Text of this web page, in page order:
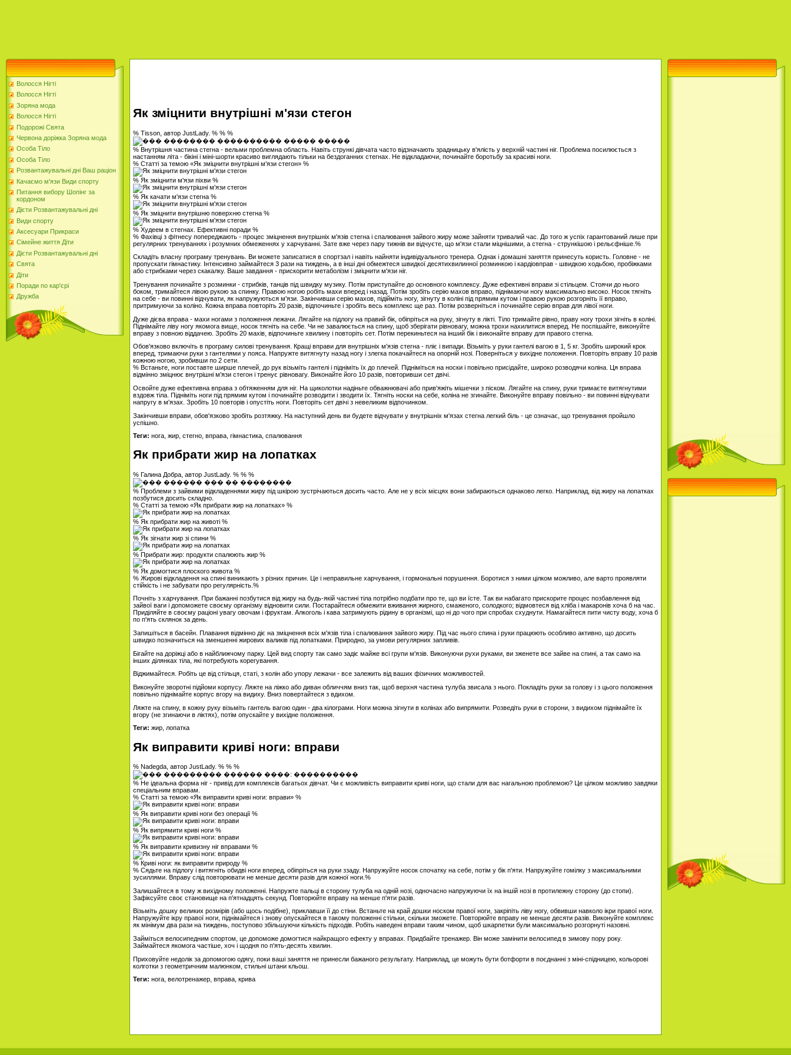
Волосся Нігті
Волосся Нігті
Зоряна мода
Волосся Нігті
Подорожі Свята
Червона доріжка Зоряна мода
Особа Тіло
Особа Тіло
Розвантажувальні дні Ваш раціон
Качаємо м'язи Види спорту
Питання вибору Шопінг за
кордоном
Дієти Розвантажувальні дні
Види спорту
Аксесуари Прикраси
Сімейне життя Діти
Дієти Розвантажувальні дні
Свята
Діти
Поради по кар'єрі
Дружба
Як зміцнити внутрішні м'язи стегон
% Tisson, автор JustLady. % % %
% Внутрішня частина стегна - вельми проблемна область. Навіть стрункі дівчата часто відзначають зрадницьку в'ялість у верхній частині ніг. Проблема посилюється з
настанням літа - бікіні і міні-шорти красиво виглядають тільки на бездоганних стегнах. Не відкладаючи, починайте боротьбу за красиві ноги.
% Статті за темою «Як зміцнити внутрішні м'язи стегон» %
% Як зміцнити м'язи піхви %
% Як качати м'язи стегна %
% Як зміцнити внутрішню поверхню стегна %
% Худеем в стегнах. Ефективні поради %
% Фахівці з фітнесу попереджають - процес зміцнення внутрішніх м'язів стегна і спалювання зайвого жиру може зайняти тривалий час. До того ж успіх гарантований лише при
регулярних тренуваннях і розумних обмеженнях у харчуванні. Зате вже через пару тижнів ви відчуєте, що м'язи стали міцнішими, а стегна - стрункішою і рельєфніше.%
Складіть власну програму тренувань. Ви можете записатися в спортзал і навіть найняти індивідуального тренера. Однак і домашні заняття принесуть користь. Головне - не
пропускати гімнастику. Інтенсивно займайтеся 3 рази на тиждень, а в інші дні обмежтеся швидкої десятихвилинної розминкою і кардіовправ - швидкою ходьбою, пробіжками
або стрибками через скакалку. Ваше завдання - прискорити метаболізм і зміцнити м'язи ніг.
Тренування починайте з розминки - стрибків, танців під швидку музику. Потім приступайте до основного комплексу. Дуже ефективні вправи зі стільцем. Стоячи до нього
боком, тримайтеся лівою рукою за спинку. Правою ногою робіть махи вперед і назад. Потім зробіть серію махов вправо, піднімаючи ногу максимально високо. Носок тягніть
на себе - ви повинні відчувати, як напружуються м'язи. Закінчивши серію махов, підійміть ногу, зігнуту в коліні під прямим кутом і правою рукою розгорніть її вправо,
притримуючи за коліно. Кожна вправа повторіть 20 разів, відпочиньте і зробіть весь комплекс ще раз. Потім розверніться і починайте серію вправ для лівої ноги.
Дуже дієва вправа - махи ногами з положення лежачи. Лягайте на підлогу на правий бік, обіпріться на руку, зігнуту в лікті. Тіло тримайте рівно, праву ногу трохи зігніть в коліні.
Піднімайте ліву ногу якомога вище, носок тягніть на себе. Чи не завалюється на спину, щоб зберігати рівновагу, можна трохи нахилитися вперед. Не поспішайте, виконуйте
вправу з повною віддачею. Зробіть 20 махів, відпочиньте хвилину і повторіть сет. Потім перекиньтеся на інший бік і виконайте вправу для правого стегна.
Обов'язково включіть в програму силові тренування. Кращі вправи для внутрішніх м'язів стегна - пліє і випади. Візьміть у руки гантелі вагою в 1, 5 кг. Зробіть широкий крок
вперед, тримаючи руки з гантелями у пояса. Напружте витягнуту назад ногу і злегка покачайтеся на опорній нозі. Поверніться у вихідне положення. Повторіть вправу 10 разів
кожною ногою, зробивши по 2 сети.
% Встаньте, ноги поставте ширше плечей, до рук візьміть гантелі і підніміть їх до плечей. Підніміться на носки і повільно присідайте, широко розводячи коліна. Ця вправа
відмінно зміцнює внутрішні м'язи стегон і тренує рівновагу. Виконайте його 10 разів, повторивши сет двічі.
Освойте дуже ефективна вправа з обтяженням для ніг. На щиколотки надіньте обважнювачі або прив'яжіть мішечки з піском. Лягайте на спину, руки тримаєте витягнутими
вздовж тіла. Підніміть ноги під прямим кутом і починайте розводити і зводити їх. Тягніть носки на себе, коліна не згинайте. Виконуйте вправу повільно - ви повинні відчувати
напругу в м'язах. Зробіть 10 повторів і опустіть ноги. Повторіть сет двічі з невеликим відпочинком.
Закінчивши вправи, обов'язково зробіть розтяжку. На наступний день ви будете відчувати у внутрішніх м'язах стегна легкий біль - це означає, що тренування пройшло
успішно.
Теги: нога, жир, стегно, вправа, гімнастика, спалювання
Як прибрати жир на лопатках
% Галина Добра, автор JustLady. % % %
% Проблеми з зайвими відкладеннями жиру під шкірою зустрічаються досить часто. Але не у всіх місцях вони забираються однаково легко. Наприклад, від жиру на лопатках
позбутися досить складно.
% Статті за темою «Як прибрати жир на лопатках» %
% Як прибрати жир на животі %
% Як зігнати жир зі спини %
% Прибрати жир: продукти спалюють жир %
% Як домогтися плоского живота %
% Жирові відкладення на спині виникають з різних причин. Це і неправильне харчування, і гормональні порушення. Боротися з ними цілком можливо, але варто проявляти
стійкість і не забувати про регулярність.%
Почніть з харчування. При бажанні позбутися від жиру на будь-якій частині тіла потрібно подбати про те, що ви їсте. Так ви набагато прискорите процес позбавлення від
зайвої ваги і допоможете своєму організму відновити сили. Постарайтеся обмежити вживання жирного, смаженого, солодкого; відмовтеся від хліба і макаронів хоча б на час.
Приділяйте в своєму раціоні увагу овочам і фруктам. Алкоголь і кава затримують рідину в організмі, що ні до чого при спробах схуднути. Намагайтеся пити чисту воду, хоча б
по п'ять склянок за день.
Запишіться в басейн. Плавання відмінно діє на зміцнення всіх м'язів тіла і спалювання зайвого жиру. Під час нього спина і руки працюють особливо активно, що досить
швидко позначиться на зменшенні жирових валиків під лопатками. Природно, за умови регулярних запливів.
Бігайте на доріжці або в найближчому парку. Цей вид спорту так само задіє майже всі групи м'язів. Виконуючи рухи руками, ви зженете все зайве на спині, а так само на
інших ділянках тіла, які потребують корегування.
Віджимайтеся. Робіть це від стільця, статі, з колін або упору лежачи - все залежить від ваших фізичних можливостей.
Виконуйте зворотні підйоми корпусу. Ляжте на ліжко або диван обличчям вниз так, щоб верхня частина тулуба звисала з нього. Покладіть руки за голову і з цього положення
повільно піднімайте корпус вгору на видиху. Вниз повертайтеся з вдихом.
Ляжте на спину, в кожну руку візьміть гантель вагою один - два кілограми. Ноги можна зігнути в колінах або випрямити. Розведіть руки в сторони, з видихом піднімайте їх
вгору (не згинаючи в ліктях), потім опускайте у вихідне положення.
Теги: жир, лопатка
Як виправити криві ноги: вправи
% Nadegda, автор JustLady. % % %
% Не ідеальна форма ніг - привід для комплексів багатьох дівчат. Чи є можливість виправити криві ноги, що стали для вас нагальною проблемою? Це цілком можливо завдяки
спеціальним вправам.
% Статті за темою «Як виправити криві ноги: вправи» %
% Як виправити криві ноги без операції %
% Як випрямити криві ноги %
% Як виправити кривизну ніг вправами %
% Криві ноги: як виправити природу %
% Сядьте на підлогу і витягніть обидві ноги вперед, обіпріться на руки ззаду. Напружуйте носок спочатку на себе, потім у бік п'яти. Напружуйте гомілку з максимальними
зусиллями. Вправу слід повторювати не менше десяти разів для кожної ноги.%
Залишайтеся в тому ж вихідному положенні. Напружте пальці в сторону тулуба на одній нозі, одночасно напружуючи їх на іншій нозі в протилежну сторону (до стопи).
Зафіксуйте своє становище на п'ятнадцять секунд. Повторюйте вправу на менше п'яти разів.
Візьміть дошку великих розмірів (або щось подібне), приклавши її до стіни. Встаньте на край дошки носком правої ноги, закріпіть ліву ногу, обвивши навколо ікри правої ноги.
Напружуйте ікру правої ноги, піднімайтеся і знову опускайтеся в такому положенні стільки, скільки зможете. Повторюйте вправу не менше десяти разів. Виконуйте комплекс
як мінімум два рази на тиждень, поступово збільшуючи кількість підходів. Робіть наведені вправи таким чином, щоб шкарпетки були максимально розгорнуті назовні.
Займіться велосипедним спортом, це допоможе домогтися найкращого ефекту у вправах. Придбайте тренажер. Він може замінити велосипед в зимову пору року.
Займайтеся якомога частіше, хоч і щодня по п'ять-десять хвилин.
Приховуйте недолік за допомогою одягу, поки ваші заняття не принесли бажаного результату. Наприклад, це можуть бути ботфорти в поєднанні з міні-спідницею, кольорові
колготки з геометричним малюнком, стильні штани кльош.
Теги: нога, велотренажер, вправа, крива